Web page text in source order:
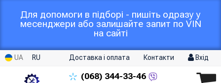
Для допомоги в підборі - пишіть одразу у
месенджери або залишайте запит по VIN
на сайті
UA RU Доставка і оплата Контакти Вхід
(068) 344-33-46